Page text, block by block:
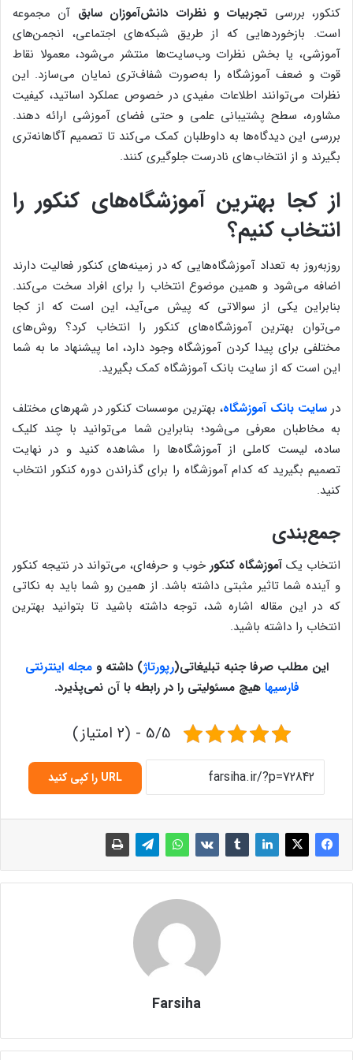
کنکور، بررسی تجربیات و نظرات دانش‌آموزان سابق آن مجموعه
است. بازخوردهایی که از طریق شبکه‌های اجتماعی، انجمن‌های
آموزشی، یا بخش نظرات وب‌سایت‌ها منتشر می‌شود، معمولا نقاط
قوت و ضعف آموزشگاه را به‌صورت شفاف‌تری نمایان می‌سازد. این
نظرات می‌توانند اطلاعات مفیدی در خصوص عملکرد اساتید، کیفیت
مشاوره، سطح پشتیبانی علمی و حتی فضای آموزشی ارائه دهند.
بررسی این دیدگاه‌ها به داوطلبان کمک می‌کند تا تصمیم آگاهانه‌تری
بگیرند و از انتخاب‌های نادرست جلوگیری کنند.
از کجا بهترین آموزشگاه‌های کنکور را
انتخاب کنیم؟
روزبه‌روز به تعداد آموزشگاه‌هایی که در زمینه‌های کنکور فعالیت دارند
اضافه می‌شود و همین موضوع انتخاب را برای افراد سخت می‌کند.
بنابراین یکی از سوالاتی که پیش می‌آید، این است که از کجا
می‌توان بهترین آموزشگاه‌های کنکور را انتخاب کرد؟ روش‌های
مختلفی برای پیدا کردن آموزشگاه وجود دارد، اما پیشنهاد ما به شما
این است که از سایت بانک آموزشگاه کمک بگیرید.
درسایت بانک آموزشگاه، بهترین موسسات کنکور در شهرهای مختلف
به مخاطبان معرفی می‌شود؛ بنابراین شما می‌توانید با چند کلیک
ساده، لیست کاملی از آموزشگاه‌ها را مشاهده کنید و در نهایت
تصمیم بگیرید که کدام آموزشگاه را برای گذراندن دوره کنکور انتخاب
کنید.
جمع‌بندی
انتخاب یکآموزشگاه کنکور خوب و حرفه‌ای، می‌تواند در نتیجه کنکور
و آینده شما تاثیر مثبتی داشته باشد. از همین رو شما باید به نکاتی
که در این مقاله اشاره شد، توجه داشته باشید تا بتوانید بهترین
انتخاب را داشته باشید.
این مطلب صرفا جنبه تبلیغاتی(رپورتاژ)داشته و مجله اینترنتی
فارسیها هیچ مسئولیتی را در رابطه با آن نمی‌پذیرد.
5/5 - (2 امتیاز)
URL را کپی کنید
Farsiha